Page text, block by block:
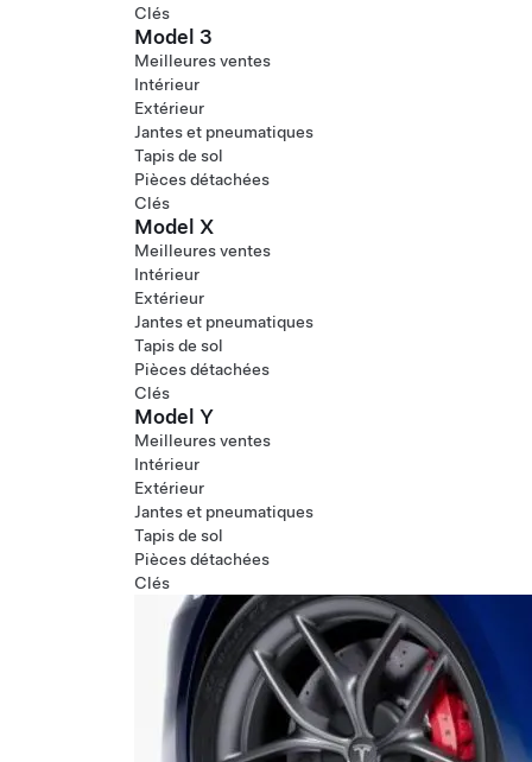
Clés
Model 3
Meilleures ventes
Intérieur
Extérieur
Jantes et pneumatiques
Tapis de sol
Pièces détachées
Clés
Model X
Meilleures ventes
Intérieur
Extérieur
Jantes et pneumatiques
Tapis de sol
Pièces détachées
Clés
Model Y
Meilleures ventes
Intérieur
Extérieur
Jantes et pneumatiques
Tapis de sol
Pièces détachées
Clés